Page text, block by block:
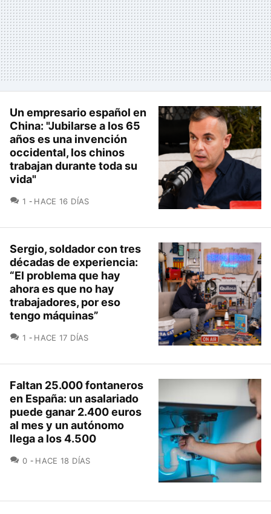
Un empresario español en
China: "Jubilarse a los 65
años es una invención
occidental, los chinos
trabajan durante toda su
vida"
1 COMENTARIOS
HACE 16 DÍAS
Sergio, soldador con tres
décadas de experiencia:
“El problema que hay
ahora es que no hay
trabajadores, por eso
tengo máquinas”
1 COMENTARIOS
HACE 17 DÍAS
Faltan 25.000 fontaneros
en España: un asalariado
puede ganar 2.400 euros
al mes y un autónomo
llega a los 4.500
0 COMENTARIOS
HACE 18 DÍAS